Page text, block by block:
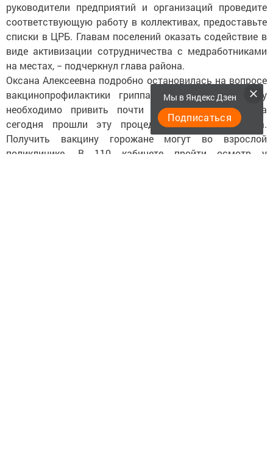
руководители предприятий и организаций проведите
соответствующую работу в коллективах, предоставьте
списки в ЦРБ. Главам поселений оказать содействие в
виде активизации сотрудничества с медработниками
на местах, − подчеркнул глава района.
Оксана Алексеевна подробно остановилась на вопросе
вакцинопрофилактики гриппа. В целом по району
необходимо привить почти 12 тысяч человек, на
сегодня прошли эту процедуру 884 менделеевца.
Получить вакцину горожане могут во взрослой
поликлинике. В 110 кабинете пройти осмотр у
Мы в Яндекс Дзен
Подписаться